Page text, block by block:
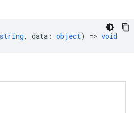
string, data : object) => void